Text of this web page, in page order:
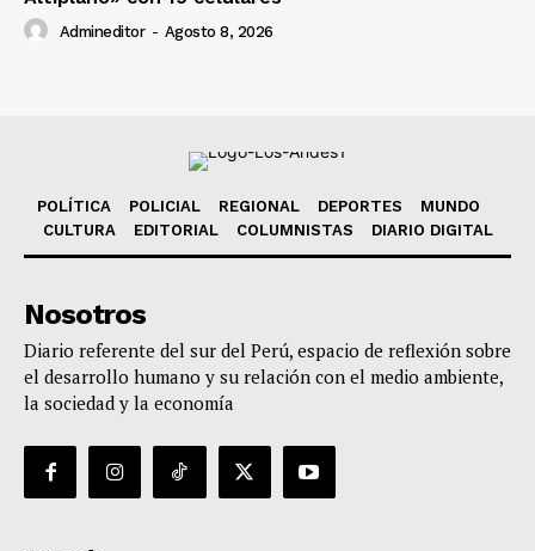
Admineditor - Agosto 8, 2026
POLÍTICA POLICIAL REGIONAL DEPORTES
MUNDO
CULTURA
EDITORIAL COLUMNISTAS DIARIO DIGITAL
Nosotros
Diario referente del sur del Perú, espacio de reflexión sobre
el desarrollo humano y su relación con el medio ambiente,
la sociedad y la economía